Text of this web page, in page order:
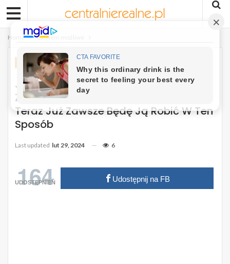
Home Całkiem możliwe
CAŁKIEM MOŻLIWE
Jeśli Zapiekanka, To Tylko
Ziemniaczana Z Mięsem Mielonym. Od
Teraz Już Zawsze Będę Ją Robić W Ten
Sposób
Last updated lut 29, 2024 6
164
UDOSTĘPNIEŃ Udostępnij na FB